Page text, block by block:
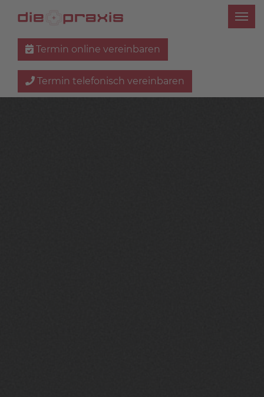
Termin online vereinbaren
Termin telefonisch vereinbaren